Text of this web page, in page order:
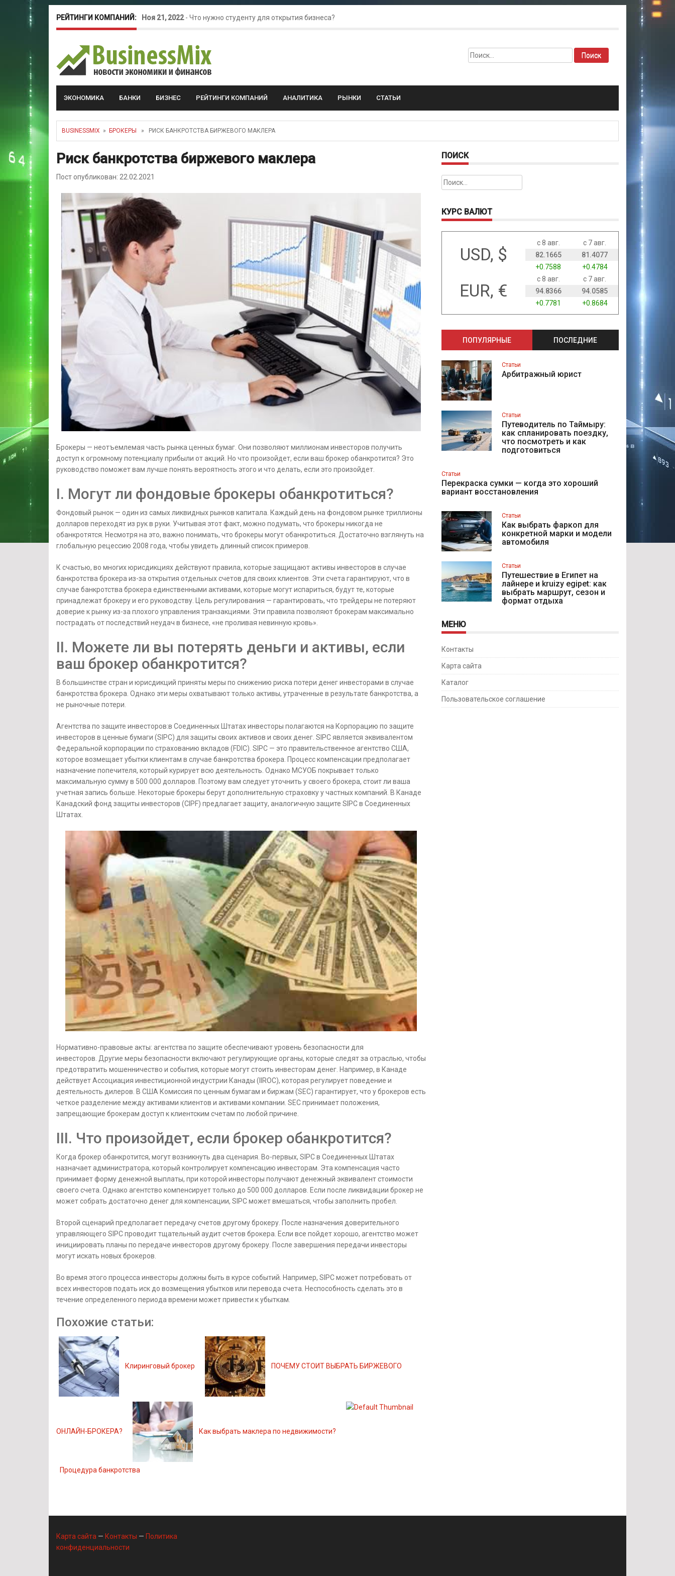
РЕЙТИНГИ КОМПАНИЙ: Ноя 21, 2022- Что нужно студенту для открытия бизнеса?
Май 16, 2022-Курсовые колебания: как защитить свой бизнес?
Найти:
ЭКОНОМИКА БАНКИ БИЗНЕС РЕЙТИНГИ КОМПАНИЙ АНАЛИТИКА РЫНКИ СТАТЬИ
BUSINESSMIX » БРОКЕРЫ » РИСК БАНКРОТСТВА БИРЖЕВОГО МАКЛЕРА
Риск банкротства биржевого маклера
Пост опубликован: 22.02.2021
Брокеры — неотъемлемая часть рынка ценных бумаг. Они позволяют миллионам инвесторов получить
доступ к огромному потенциалу прибыли от акций. Но что произойдет, если ваш брокер обанкротится? Это
руководство поможет вам лучше понять вероятность этого и что делать, если это произойдет.
I. Могут ли фондовые брокеры обанкротиться?
Фондовый рынок — один из самых ликвидных рынков капитала. Каждый день на фондовом рынке триллионы
долларов переходят из рук в руки. Учитывая этот факт, можно подумать, что брокеры никогда не
обанкротятся. Несмотря на это, важно понимать, что брокеры могут обанкротиться. Достаточно взглянуть на
глобальную рецессию 2008 года, чтобы увидеть длинный список примеров.
К счастью, во многих юрисдикциях действуют правила, которые защищают активы инвесторов в случае
банкротства брокера из-за открытия отдельных счетов для своих клиентов. Эти счета гарантируют, что в
случае банкротства брокера единственными активами, которые могут испариться, будут те, которые
принадлежат брокеру и его руководству. Цель регулирования — гарантировать, что трейдеры не потеряют
доверие к рынку из-за плохого управления транзакциями. Эти правила позволяют брокерам максимально
пострадать от последствий неудач в бизнесе, «не проливая невинную кровь».
II. Можете ли вы потерять деньги и активы, если
ваш брокер обанкротится?
В большинстве стран и юрисдикций приняты меры по снижению риска потери денег инвесторами в случае
банкротства брокера. Однако эти меры охватывают только активы, утраченные в результате банкротства, а
не рыночные потери.
Агентства по защите инвесторов:в Соединенных Штатах инвесторы полагаются на Корпорацию по защите
инвесторов в ценные бумаги (SIPC) для защиты своих активов и своих денег. SIPC является эквивалентом
Федеральной корпорации по страхованию вкладов (FDIC). SIPC — это правительственное агентство США,
которое возмещает убытки клиентам в случае банкротства брокера. Процесс компенсации предполагает
назначение попечителя, который курирует всю деятельность. Однако МСУОБ покрывает только
максимальную сумму в 500 000 долларов. Поэтому вам следует уточнить у своего брокера, стоит ли ваша
учетная запись больше. Некоторые брокеры берут дополнительную страховку у частных компаний. В Канаде
Канадский фонд защиты инвесторов (CIPF) предлагает защиту, аналогичную защите SIPC в Соединенных
Штатах.
Нормативно-правовые акты: агентства по защите обеспечивают уровень безопасности для
инвесторов. Другие меры безопасности включают регулирующие органы, которые следят за отраслью, чтобы
предотвратить мошенничество и события, которые могут стоить инвесторам денег. Например, в Канаде
действует Ассоциация инвестиционной индустрии Канады (IIROC), которая регулирует поведение и
деятельность дилеров. В США Комиссия по ценным бумагам и биржам (SEC) гарантирует, что у брокеров есть
четкое разделение между активами клиентов и активами компании. SEC принимает положения,
запрещающие брокерам доступ к клиентским счетам по любой причине.
III. Что произойдет, если брокер обанкротится?
Когда брокер обанкротится, могут возникнуть два сценария. Во-первых, SIPC в Соединенных Штатах
назначает администратора, который контролирует компенсацию инвесторам. Эта компенсация часто
принимает форму денежной выплаты, при которой инвесторы получают денежный эквивалент стоимости
своего счета. Однако агентство компенсирует только до 500 000 долларов. Если после ликвидации брокер не
может собрать достаточно денег для компенсации, SIPC может вмешаться, чтобы заполнить пробел.
Второй сценарий предполагает передачу счетов другому брокеру. После назначения доверительного
управляющего SIPC проводит тщательный аудит счетов брокера. Если все пойдет хорошо, агентство может
инициировать планы по передаче инвесторов другому брокеру. После завершения передачи инвесторы
могут искать новых брокеров.
Во время этого процесса инвесторы должны быть в курсе событий. Например, SIPC может потребовать от
всех инвесторов подать иск до возмещения убытков или перевода счета. Неспособность сделать это в
течение определенного периода времени может привести к убыткам.
Похожие статьи:
Клиринговый брокер ПОЧЕМУ СТОИТ ВЫБРАТЬ БИРЖЕВОГО
ОНЛАЙН-БРОКЕРА? Как выбрать маклера по недвижимости?
Процедура банкротства
ПОИСК
Найти:
КУРС ВАЛЮТ
USD, $
с 8 авг.
с 7 авг.
82.1665
81.4077
+0.7588
+0.4784
EUR, €
с 8 авг.
с 7 авг.
94.8366
94.0585
+0.7781
+0.8684
ПОПУЛЯРНЫЕ ПОСЛЕДНИЕ
Статьи
Арбитражный юрист
Статьи
Путеводитель по Таймыру:
как спланировать поездку,
что посмотреть и как
подготовиться
Статьи
Перекраска сумки — когда это хороший
вариант восстановления
Статьи
Как выбрать фаркоп для
конкретной марки и модели
автомобиля
Статьи
Путешествие в Египет на
лайнере и kruizy egipet: как
выбрать маршрут, сезон и
формат отдыха
МЕНЮ
Контакты
Карта сайта
Каталог
Пользовательское соглашение
Карта сайта — Контакты — Политика
конфиденциальности